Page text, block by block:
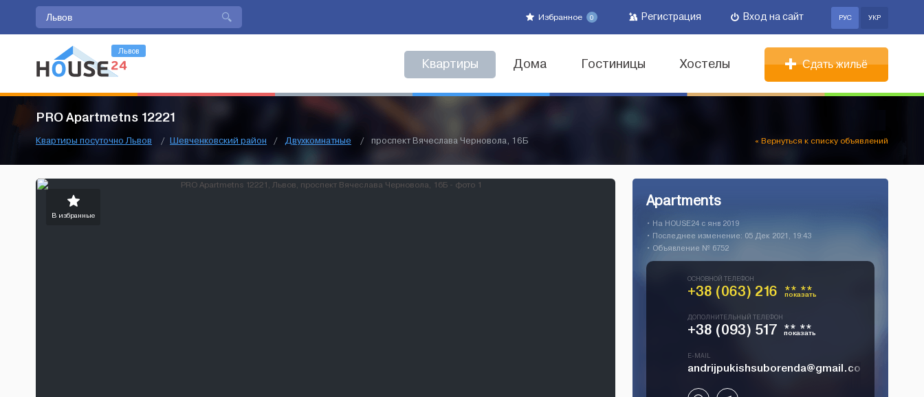
Избранное 0 Регистрация Вход на сайт РУС УКР
Львов
Квартиры Дома Гостиницы Хостелы Сдать жильё
PRO Apartmetns 12221
Квартиры посуточно Львов / Шевченковский район / Двухкомнатные / проспект Вячеслава Черновола, 16Б « Вернуться к списку объявлений
В избранные
Apartments
• На HOUSE24 c янв 2019
• Последнее изменение: 05 Дек 2021, 19:43
• Объявление № 6752
ОСНОВНОЙ ТЕЛЕФОН
+38 (063) 216 ** **
показать
ДОПОЛНИТЕЛЬНЫЙ ТЕЛЕФОН
+38 (093) 517 ** **
показать
E-MAIL
andrijpukishsuborenda@gmail.com